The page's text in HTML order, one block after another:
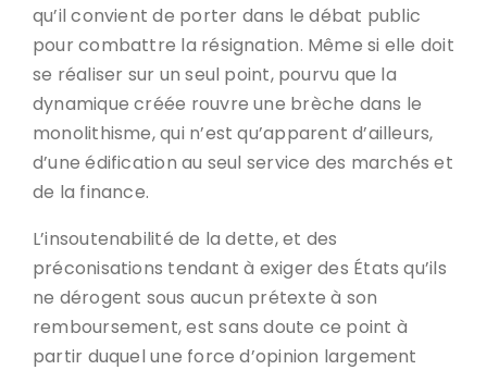
qu’il convient de porter dans le débat public
pour combattre la résignation. Même si elle doit
se réaliser sur un seul point, pourvu que la
dynamique créée rouvre une brèche dans le
monolithisme, qui n’est qu’apparent d’ailleurs,
d’une édification au seul service des marchés et
de la finance.
L’insoutenabilité de la dette, et des
préconisations tendant à exiger des États qu’ils
ne dérogent sous aucun prétexte à son
remboursement, est sans doute ce point à
partir duquel une force d’opinion largement